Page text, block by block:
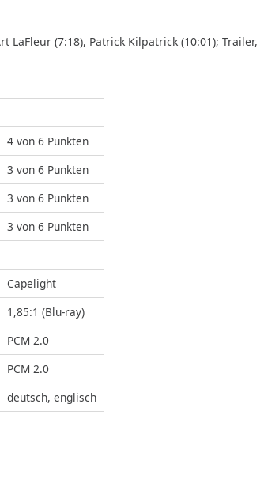
(7:18), Patrick Kilpatrick (10:01); Trailer,
4 von 6 Punkten
3 von 6 Punkten
3 von 6 Punkten
3 von 6 Punkten
Capelight
1,85:1 (Blu-ray)
PCM 2.0
PCM 2.0
deutsch, englisch